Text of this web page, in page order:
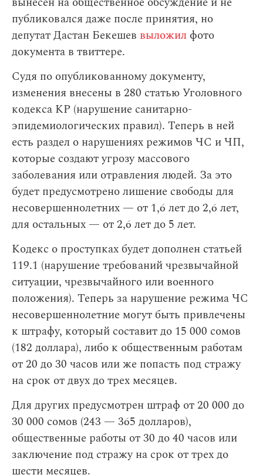
публиковался даже после принятия, но
депутат Дастан Бекешев выложил фото
документа в твиттере.
Судя по опубликованному документу,
изменения внесены в 280 статью Уголовного
кодекса КР (нарушение санитарно-
эпидемиологических правил). Теперь в ней
есть раздел о нарушениях режимов ЧС и ЧП,
которые создают угрозу массового
заболевания или отравления людей. За это
будет предусмотрено лишение свободы для
несовершеннолетних — от 1,6 лет до 2,6 лет,
для остальных — от 2,6 лет до 5 лет.
Кодекс о проступках будет дополнен статьей
119.1 (нарушение требований чрезвычайной
ситуации, чрезвычайного или военного
положения). Теперь за нарушение режима ЧС
несовершеннолетние могут быть привлечены
к штрафу, который составит до 15 000 сомов
(182 доллара), либо к общественным работам
от 20 до 30 часов или же попасть под стражу
на срок от двух до трех месяцев.
Для других предусмотрен штраф от 20 000 до
30 000 сомов (243 — 365 долларов),
общественные работы от 30 до 40 часов или
заключение под стражу на срок от трех до
шести месяцев.